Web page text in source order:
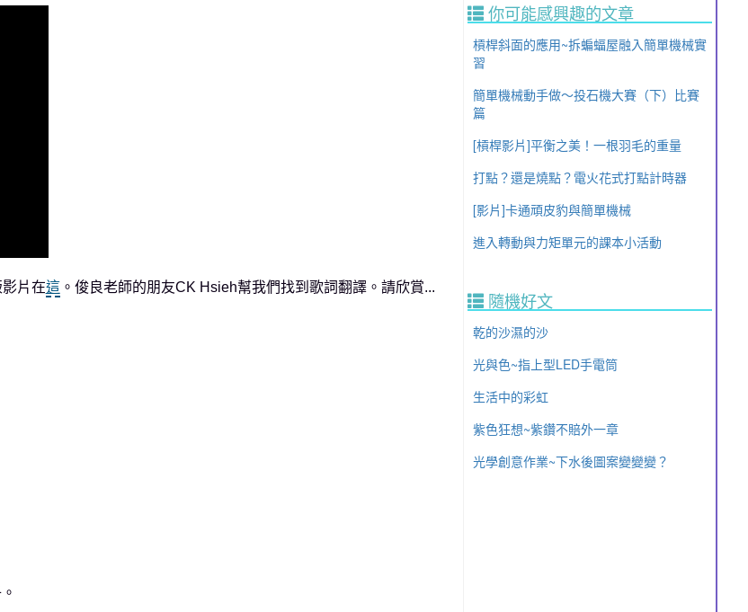
片在這。俊良老師的朋友CK Hsieh幫我們找到歌詞翻譯。請欣賞...
你可能感興趣的文章
槓桿斜面的應用~拆蝙蝠屋融入簡單機械實
習
簡單機械動手做～投石機大賽（下）比賽
篇
[槓桿影片]平衡之美！一根羽毛的重量
打點？還是燒點？電火花式打點計時器
[影片]卡通頑皮豹與簡單機械
進入轉動與力矩單元的課本小活動
隨機好文
乾的沙濕的沙
光與色~指上型LED手電筒
生活中的彩虹
紫色狂想~紫鑽不賠外一章
光學創意作業~下水後圖案變變變？